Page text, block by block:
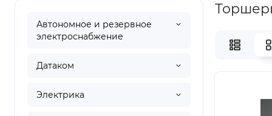
Автономное и резервное
электроснабжение
Датаком
Электрика